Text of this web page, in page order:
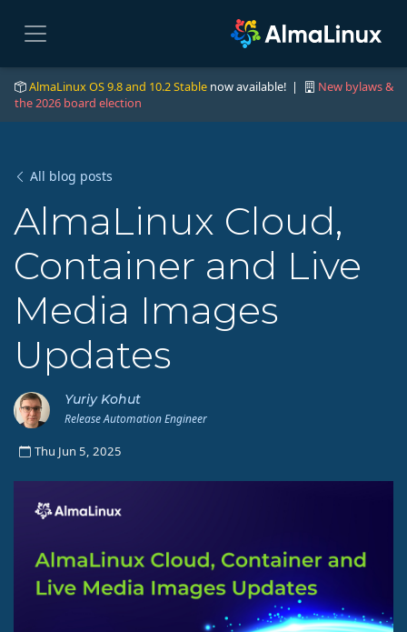
AlmaLinux OS 9.8 and 10.2 Stable now available! |
New bylaws &
the 2026 board election
All blog posts
AlmaLinux Cloud,
Container and Live
Media Images
Updates
Yuriy Kohut
Release Automation Engineer
Thu Jun 5, 2025